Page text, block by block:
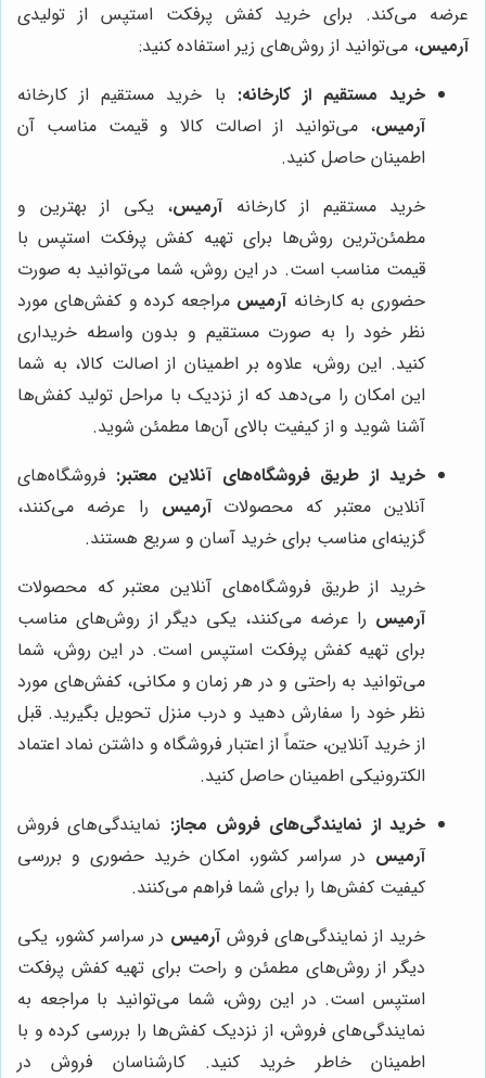
عرضه می‌کند. برای خرید کفش پرفکت استپس از تولیدی
آرمیس، می‌توانید از روش‌های زیر استفاده کنید:
خرید مستقیم از کارخانه: با خرید مستقیم از کارخانه
آرمیس، می‌توانید از اصالت کالا و قیمت مناسب آن
اطمینان حاصل کنید.
خرید مستقیم از کارخانهآرمیس، یکی از بهترین و
مطمئن‌ترین روش‌ها برای تهیه کفش پرفکت استپس با
قیمت مناسب است. در این روش، شما می‌توانید به صورت
حضوری به کارخانهآرمیس مراجعه کرده و کفش‌های مورد
نظر خود را به صورت مستقیم و بدون واسطه خریداری
کنید. این روش، علاوه بر اطمینان از اصالت کالا، به شما
این امکان را می‌دهد که از نزدیک با مراحل تولید کفش‌ها
آشنا شوید و از کیفیت بالای آن‌ها مطمئن شوید.
خرید از طریق فروشگاه‌های آنلاین معتبر: فروشگاه‌های
آنلاین معتبر که محصولاتآرمیس را عرضه می‌کنند،
گزینه‌ای مناسب برای خرید آسان و سریع هستند.
خرید از طریق فروشگاه‌های آنلاین معتبر که محصولات
آرمیس را عرضه می‌کنند، یکی دیگر از روش‌های مناسب
برای تهیه کفش پرفکت استپس است. در این روش، شما
می‌توانید به راحتی و در هر زمان و مکانی، کفش‌های مورد
نظر خود را سفارش دهید و درب منزل تحویل بگیرید. قبل
از خرید آنلاین، حتماً از اعتبار فروشگاه و داشتن نماد اعتماد
الکترونیکی اطمینان حاصل کنید.
خرید از نمایندگی‌های فروش مجاز: نمایندگی‌های فروش
آرمیس در سراسر کشور، امکان خرید حضوری و بررسی
کیفیت کفش‌ها را برای شما فراهم می‌کنند.
خرید از نمایندگی‌های فروشآرمیس در سراسر کشور، یکی
دیگر از روش‌های مطمئن و راحت برای تهیه کفش پرفکت
استپس است. در این روش، شما می‌توانید با مراجعه به
نمایندگی‌های فروش، از نزدیک کفش‌ها را بررسی کرده و با
اطمینان خاطر خرید کنید. کارشناسان فروش در